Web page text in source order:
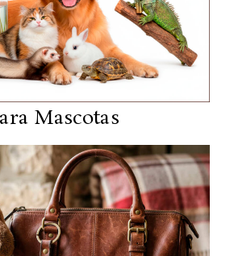
Mascotas